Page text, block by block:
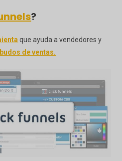
?
que ayuda a vendedores y
de ventas.